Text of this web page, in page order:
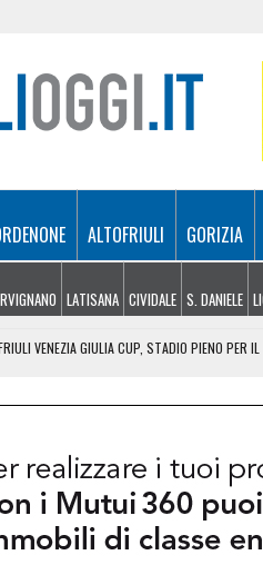
ALTOFRIULI GORIZIA
LATISANA CIVIDALE S. DANIELE
VENEZIA GIULIA CUP, STADIO PIENO PER
E DUINO, RIAPERTA L’A4 AL LISERT:
GLI INCENDI: NOTTE DI LAVORO PER